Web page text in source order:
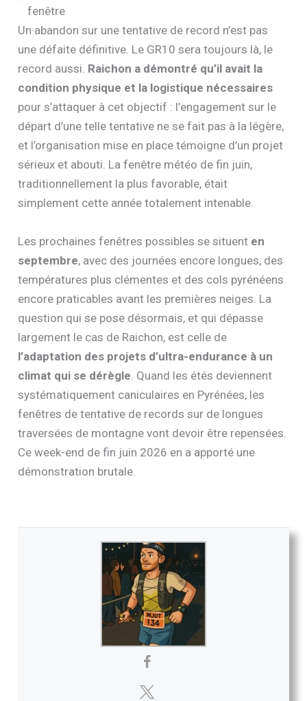
fenêtre
Un abandon sur une tentative de record n’est pas
une défaite définitive. Le GR10 sera toujours là, le
record aussi. Raichon a démontré qu’il avait la
condition physique et la logistique nécessaires
pour s’attaquer à cet objectif : l’engagement sur le
départ d’une telle tentative ne se fait pas à la légère,
et l’organisation mise en place témoigne d’un projet
sérieux et abouti. La fenêtre météo de fin juin,
traditionnellement la plus favorable, était
simplement cette année totalement intenable.
Les prochaines fenêtres possibles se situent en
septembre, avec des journées encore longues, des
températures plus clémentes et des cols pyrénéens
encore praticables avant les premières neiges. La
question qui se pose désormais, et qui dépasse
largement le cas de Raichon, est celle de
l’adaptation des projets d’ultra-endurance à un
climat qui se dérègle . Quand les étés deviennent
systématiquement caniculaires en Pyrénées, les
fenêtres de tentative de records sur de longues
traversées de montagne vont devoir être repensées.
Ce week-end de fin juin 2026 en a apporté une
démonstration brutale.